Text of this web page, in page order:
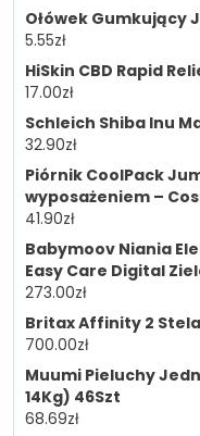
Ołówek Gumkujący
5.55zł
HiSkin CBD Rapid
17.00zł
Schleich Shiba Inu
32.90zł
Piórnik CoolPack
wyposażeniem –
41.90zł
Babymoov Niania
Easy Care Digital
273.00zł
Britax Affinity 2
700.00zł
Muumi Pieluchy
14Kg) 46Szt
68.69zł